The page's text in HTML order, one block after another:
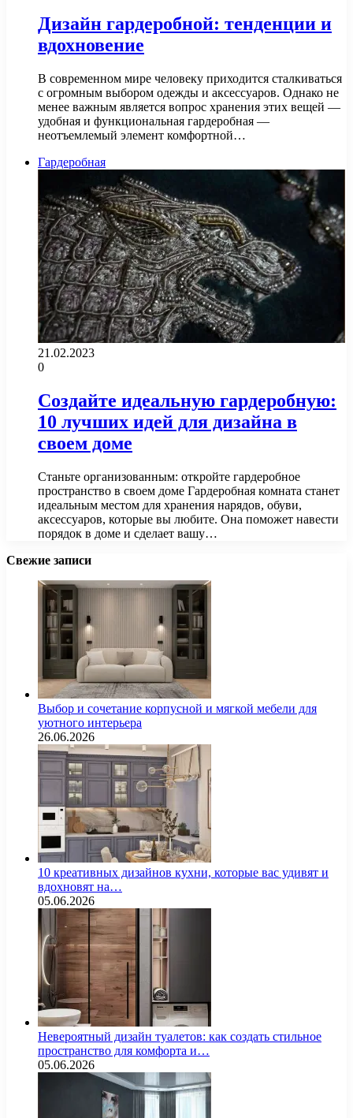
Дизайн гардеробной: тенденции и
вдохновение
В современном мире человеку приходится сталкиваться
с огромным выбором одежды и аксессуаров. Однако не
менее важным является вопрос хранения этих вещей —
удобная и функциональная гардеробная —
неотъемлемый элемент комфортной…
Гардеробная
21.02.2023
0
Создайте идеальную гардеробную:
10 лучших идей для дизайна в
своем доме
Станьте организованным: откройте гардеробное
пространство в своем доме Гардеробная комната станет
идеальным местом для хранения нарядов, обуви,
аксессуаров, которые вы любите. Она поможет навести
порядок в доме и сделает вашу…
Свежие записи
Выбор и сочетание корпусной и мягкой мебели для
уютного интерьера
26.06.2026
10 креативных дизайнов кухни, которые вас удивят и
вдохновят на…
05.06.2026
Невероятный дизайн туалетов: как создать стильное
пространство для комфорта и…
05.06.2026